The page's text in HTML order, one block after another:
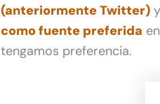
(anteriormente Twitter)
como fuente preferida
tengamos preferencia.